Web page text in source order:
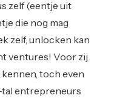
zelf (eentje uit
die nog mag
zelf, unlocken kan
ventures! Voor zij
toch even
tal entrepreneurs